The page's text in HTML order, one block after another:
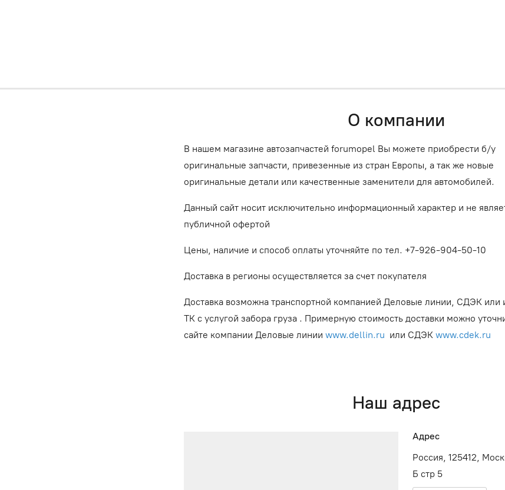
О компании
В нашем магазине автозапчастей forumopel Вы можете приобрести б/у
оригинальные запчасти, привезенные из стран Европы, а так же новые
оригинальные детали или качественные заменители для автомобилей.
Данный сайт носит исключительно информационный характер и не
публичной офертой
Цены, наличие и способ оплаты уточняйте по тел. +7-926-904-50-10
Доставка в регионы осуществляется за счет покупателя
Доставка возможна транспортной компанией Деловые линии, СДЭК или
ТК с услугой забора груза . Примерную стоимость доставки можно
сайте компании Деловые линии www.dellin.ru или СДЭК www.cdek.ru
Наш адрес
Адрес
Россия, 125412,
Б стр 5